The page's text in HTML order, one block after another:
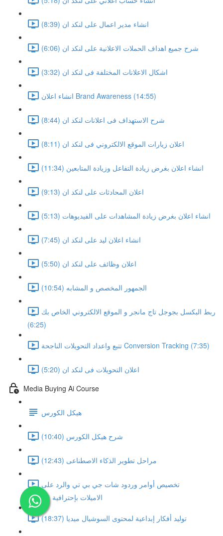
انشاء مدير اعمال على لنكد ان (8:39)
شرح جميع اهداف الحملات الاعلانية على لنكد ان (6:06)
اشكال الاعلانات المختلفة فى لنكد ان (3:32)
انشاء اعلان Brand Awareness (14:55)
شرح الاستهداف فى اعلانات لنكد ان (8:44)
اعلان زيارات الموقع الالكتروني فى لنكد ان (8:11)
انشاء اعلان بغرض زيادة التفاعل وزيادة المتابعين (11:34)
اعلان المحادثات على لنكد ان (9:13)
انشاء اعلان بغرض زيادة المشاهدات على الفيديوهات (5:13)
انشاء اعلان ليد على لنكد ان (7:45)
اعلان وظائف على لنكد ان (5:50)
الجمهور المخصص و المشابه (10:54)
ربط البكسل بجوجل تاج مانجر و الموقع الالكتروني الخاص بك
(6:25)
تتبع واعداد التحويلات الناجحة Conversion Tracking (7:35)
اعلان التحويلات فى لنكد ان (5:20)
Media Buying Ai Course
هيكل الكورس
شرح هيكل الكورس (10:40)
مراحل تطوير الذكاء الاصطناعى (12:43)
تخصيص أوامر وردود شات جي بي تي والرد على
الاميلات بإحترافية (22:29)
توليد أفكار إبداعية لمحتوى السوشيال ميديا (18:37)